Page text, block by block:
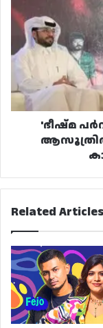
പർവ'ത്തിനായി
മമ്മൂട്ടി
ഖത്തറിൽ;
ആസൂത്രിത
ഡിഗ്രേഡിംഗ്
ഇല്ല;
ലോകകപ്പ്
കാണാൻ
ഞാനും'ഭീഷ്മ
ആസൂത്രിത
Related Articles